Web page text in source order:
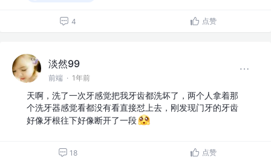
4 点赞
淡然99
前端 · 1年前
天啊，洗了一次牙感觉把我牙齿都洗坏了，两个人拿着那
个洗牙器感觉看都没有看直接怼上去，刚发现门牙的牙齿
好像牙根往下好像断开了一段
18 点赞